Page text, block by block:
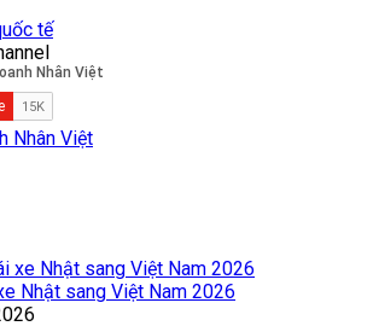
Nhật sang Việt Nam 2026